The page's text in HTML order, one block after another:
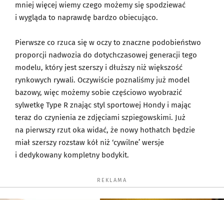
mniej więcej wiemy czego możemy się spodziewać
i wygląda to naprawdę bardzo obiecująco.
Pierwsze co rzuca się w oczy to znaczne podobieństwo
proporcji nadwozia do dotychczasowej generacji tego
modelu, który jest szerszy i dłuższy niż większość
rynkowych rywali. Oczywiście poznaliśmy już model
bazowy, więc możemy sobie częściowo wyobrazić
sylwetkę Type R znając styl sportowej Hondy i mając
teraz do czynienia ze zdjęciami szpiegowskimi. Już
na pierwszy rzut oka widać, że nowy hothatch będzie
miał szerszy rozstaw kół niż ‘cywilne’ wersje
i dedykowany kompletny bodykit.
REKLAMA